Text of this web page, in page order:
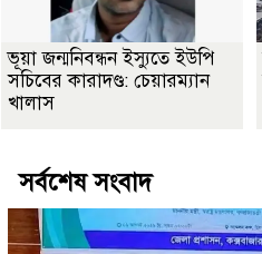
ভূয়া জন্মনিবন্ধন ইস্যুতে ইউপি
সচিবের কারাদণ্ড: চেয়ারম্যান
খালাস
সর্বশেষ সংবাদ